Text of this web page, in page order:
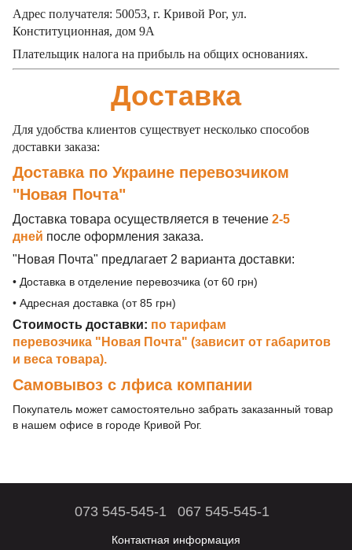
Адрес получателя: 50053, г. Кривой Рог, ул.
Конституционная, дом 9А
Плательщик налога на прибыль на общих основаниях.
Доставка
Для удобства клиентов существует несколько способов
доставки заказа:
Доставка по Украине перевозчиком
"Новая Почта"
Доставка товара осуществляется в течение 2-5
дней после оформления заказа.
"Новая Почта" предлагает 2 варианта доставки:
• Доставка в отделение перевозчика (от 60 грн)
• Адресная доставка (от 85 грн)
Стоимость доставки: по тарифам
перевозчика "Новая Почта" (зависит от габаритов
и веса товара).
Самовывоз с лфиса компании
Покупатель может самостоятельно забрать заказанный товар
в нашем офисе в городе Кривой Рог.
073 545-545-1 067 545-545-1
Контактная информация